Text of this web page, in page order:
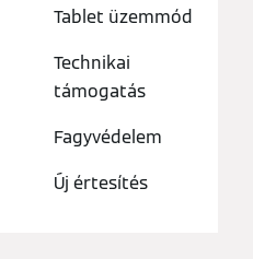
Tablet üzemmód
Technikai
támogatás
Fagyvédelem
Új értesítés